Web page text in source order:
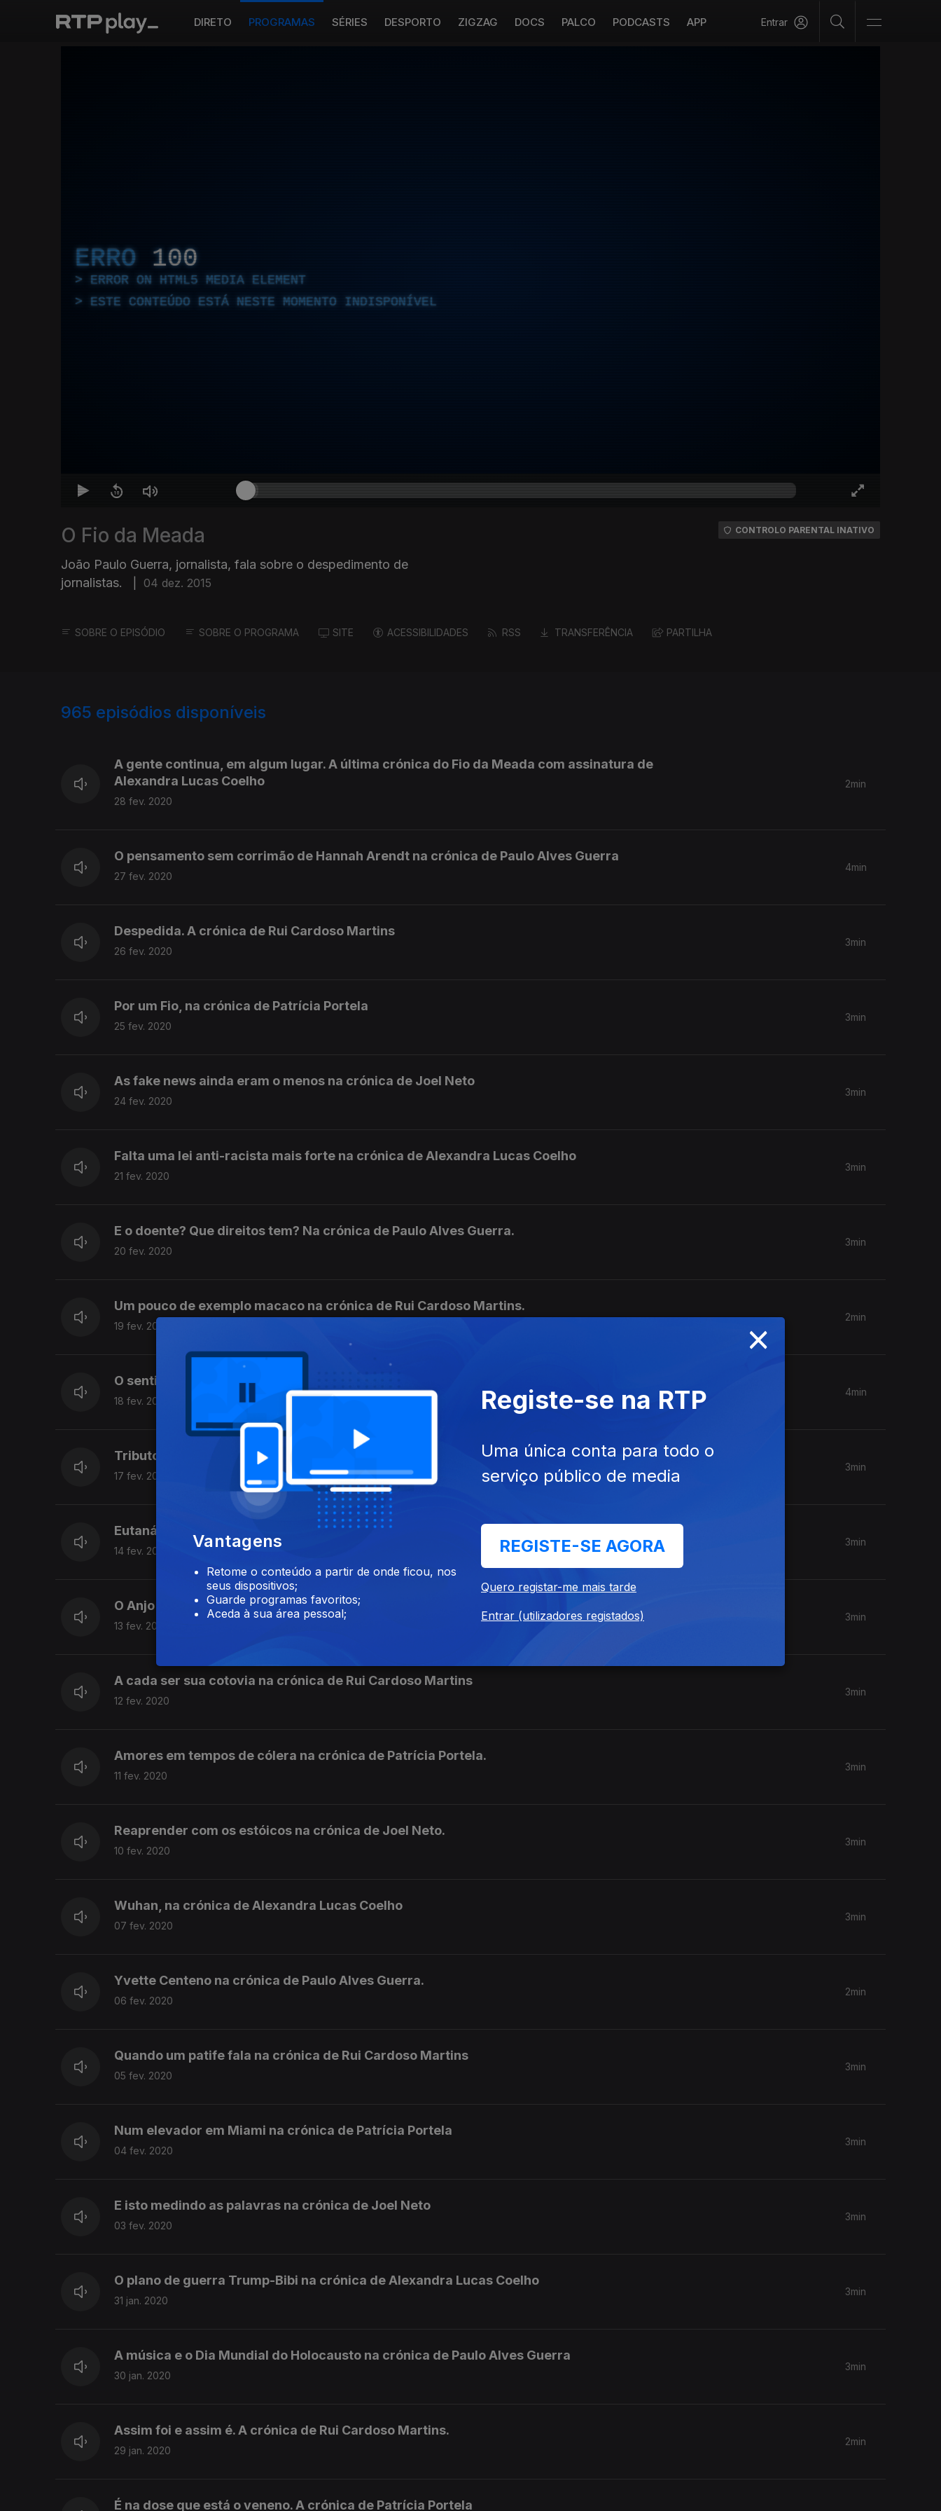
DIRETO PROGRAMAS SÉRIES DESPORTO ZIGZAG DOCS PALCO PODCASTS APP Entrar
ERRO 100
ERROR ON HTML5 MEDIA ELEMENT
ESTE CONTEÚDO ESTÁ NESTE MOMENTO INDISPONÍVEL
O Fio da Meada
João Paulo Guerra, jornalista, fala sobre o despedimento de
jornalistas.
04 dez. 2015
CONTROLO PARENTAL INATIVO
SOBRE O EPISÓDIO SOBRE O PROGRAMA SITE ACESSIBILIDADES RSS TRANSFERÊNCIA PARTILHA
965 episódios disponíveis
A gente continua, em algum lugar. A última crónica do Fio da Meada com assinatura de
Alexandra Lucas Coelho
28 fev. 2020
2min
O pensamento sem corrimão de Hannah Arendt na crónica de Paulo Alves Guerra
27 fev. 2020
4min
Despedida. A crónica de Rui Cardoso Martins
26 fev. 2020
3min
Por um Fio, na crónica de Patrícia Portela
25 fev. 2020
3min
As fake news ainda eram o menos na crónica de Joel Neto
24 fev. 2020
3min
Falta uma lei anti-racista mais forte na crónica de Alexandra Lucas Coelho
21 fev. 2020
3min
E o doente? Que direitos tem? Na crónica de Paulo Alves Guerra.
20 fev. 2020
3min
Um pouco de exemplo macaco na crónica de Rui Cardoso Martins.
19 fev. 2020
2min
O sentido do trabalho na crónica de Patrícia Portela.
18 fev. 2020
4min
Tributo ao cafajeste na crónica de Joel Neto.
17 fev. 2020
3min
Eutanásia na crónica de Alexandra Lucas Coelho.
14 fev. 2020
3min
O Anjo Camponês, de Rui Nunes. Na crónica de Paulo Alves Guerra.
13 fev. 2020
3min
A cada ser sua cotovia na crónica de Rui Cardoso Martins
12 fev. 2020
3min
Amores em tempos de cólera na crónica de Patrícia Portela.
11 fev. 2020
3min
Reaprender com os estóicos na crónica de Joel Neto.
10 fev. 2020
3min
Wuhan, na crónica de Alexandra Lucas Coelho
07 fev. 2020
3min
Yvette Centeno na crónica de Paulo Alves Guerra.
06 fev. 2020
2min
Quando um patife fala na crónica de Rui Cardoso Martins
05 fev. 2020
3min
Num elevador em Miami na crónica de Patrícia Portela
04 fev. 2020
3min
E isto medindo as palavras na crónica de Joel Neto
03 fev. 2020
3min
O plano de guerra Trump-Bibi na crónica de Alexandra Lucas Coelho
31 jan. 2020
3min
A música e o Dia Mundial do Holocausto na crónica de Paulo Alves Guerra
30 jan. 2020
3min
Assim foi e assim é. A crónica de Rui Cardoso Martins.
29 jan. 2020
2min
É na dose que está o veneno. A crónica de Patrícia Portela
×
Vantagens
Retome o conteúdo a partir de onde ficou, nos
seus dispositivos;
Guarde programas favoritos;
Aceda à sua área pessoal;
Registe-se na RTP
Uma única conta para todo o
serviço público de media
REGISTE-SE AGORA
Quero registar-me mais tarde
Entrar (utilizadores registados)